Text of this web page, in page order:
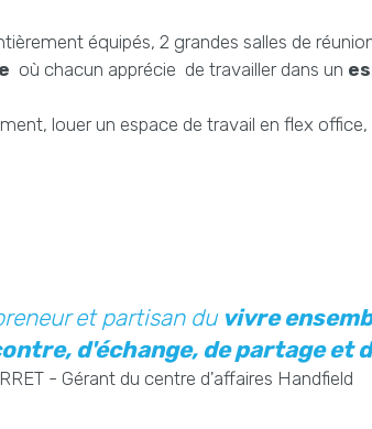
équipés, 2 grandes salles de
où chacun apprécie de travailler dans un
louer un espace de travail en flex
et partisan du vivre
d'échange, de partage et
- Gérant du centre d'affaires Handfield